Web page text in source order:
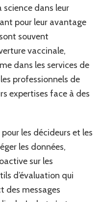
science dans leur
pour leur avantage
souvent
vaccinale,
dans les services de
professionnels de
expertises face à des
les décideurs et les
les données,
sur les
d’évaluation qui
des messages